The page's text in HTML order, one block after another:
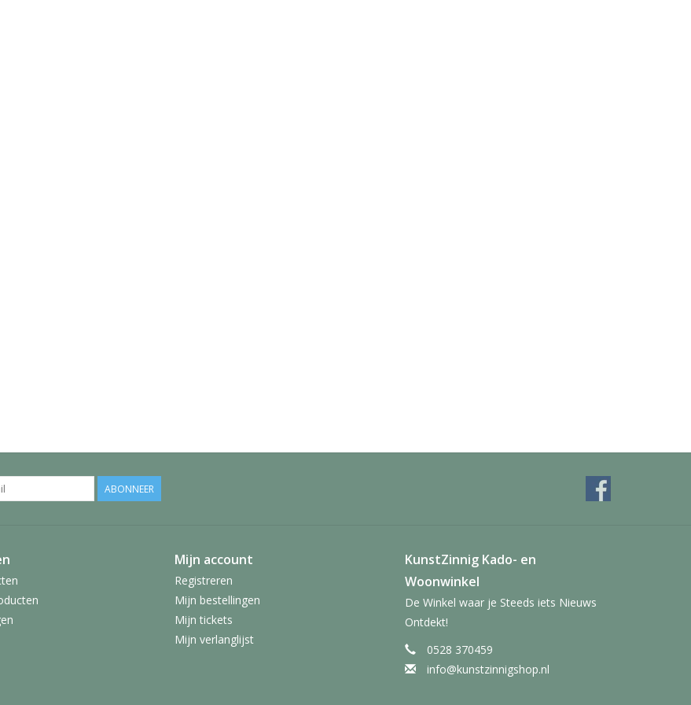
ABONNEER
Mijn account
Registreren
Mijn bestellingen
Mijn tickets
Mijn verlanglijst
KunstZinnig Kado- en
Woonwinkel
De Winkel waar je Steeds iets Nieuws
Ontdekt!
0528 370459
info@kunstzinnigshop.nl